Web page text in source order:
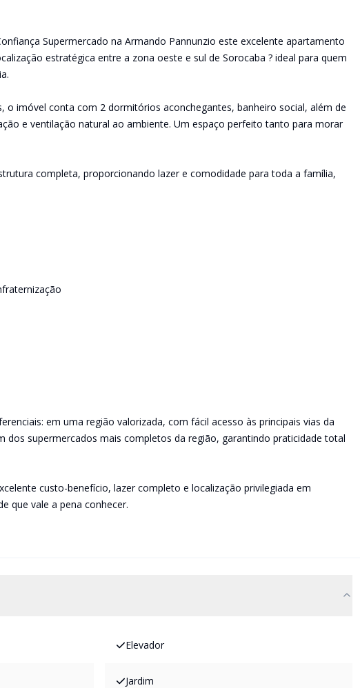
Supermercado na Armando Pannunzio este excelente apartamento
estratégica entre a zona oeste e sul de Sorocaba ? ideal para quem
o imóvel conta com 2 dormitórios aconchegantes, banheiro social, além de
e ventilação natural ao ambiente. Um espaço perfeito tanto para morar
completa, proporcionando lazer e comodidade para toda a família,
em uma região valorizada, com fácil acesso às principais vias da
dos supermercados mais completos da região, garantindo praticidade total
custo-benefício, lazer completo e localização privilegiada em
que vale a pena conhecer.
Elevador
Jardim